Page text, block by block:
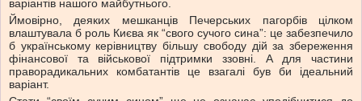
варіантів нашого майбутнього.
Ймовірно, деяких мешканців Печерських пагорбів цілком
влаштувала б роль Києва як “свого сучого сина”: це забезпечило
б українському керівництву більшу свободу дій за збереження
фінансової та військової підтримки ззовні. А для частини
праворадикальних комбатантів це взагалі був би ідеальний
варіант.